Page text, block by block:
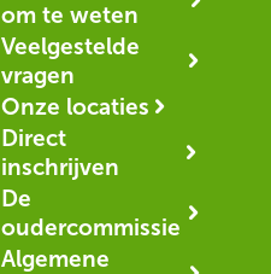
om te weten
Veelgestelde
vragen
Onze locaties
Direct
inschrijven
De
oudercommissie
Algemene